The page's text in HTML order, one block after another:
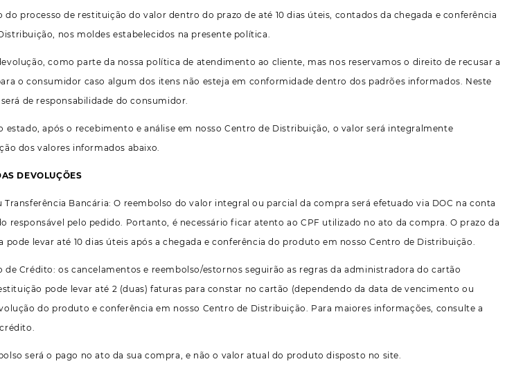
do processo de restituição do valor dentro do prazo de até 10 dias úteis, contados da chegada e conferência
nos moldes estabelecidos na presente política.
como parte da nossa política de atendimento ao cliente, mas nos reservamos o direito de recusar a
o consumidor caso algum dos itens não esteja em conformidade dentro dos padrões informados. Neste
de responsabilidade do consumidor.
estado, após o recebimento e análise em nosso Centro de Distribuição, o valor será integralmente
dos valores informados abaixo.
DEVOLUÇÕES
Transferência Bancária: O reembolso do valor integral ou parcial da compra será efetuado via DOC na conta
responsável pelo pedido. Portanto, é necessário ficar atento ao CPF utilizado no ato da compra. O prazo da
levar até 10 dias úteis após a chegada e conferência do produto em nosso Centro de Distribuição.
de Crédito: os cancelamentos e reembolso/estornos seguirão as regras da administradora do cartão
pode levar até 2 (duas) faturas para constar no cartão (dependendo da data de vencimento ou
do produto e conferência em nosso Centro de Distribuição. Para maiores informações, consulte a
será o pago no ato da sua compra, e não o valor atual do produto disposto no site.